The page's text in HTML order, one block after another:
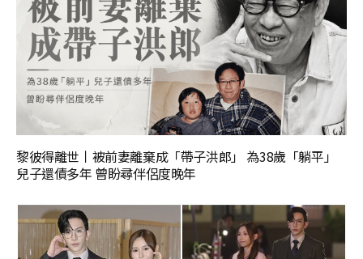
黎彼得離世丨被前妻離棄成「帶子洪郎」 為38歲「躺平」
兒子還債多年 曾盼尋伴侶度晚年